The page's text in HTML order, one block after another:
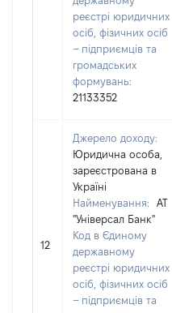
реєстрі юридичних
осіб, фізичних осіб
– підприємців та
громадських
формувань:
21133352
12
Джерело доходу:
Юридична особа,
зареєстрована в
Україні
Найменування:
АТ
"Універсал Банк"
Код в Єдиному
державному
реєстрі юридичних
осіб, фізичних осіб
– підприємців та